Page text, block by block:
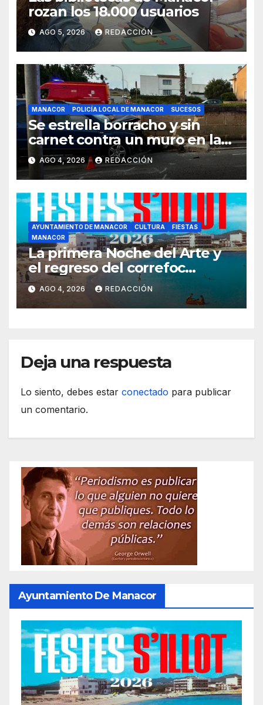
rozan los 18.000 usuarios
AGO 5, 2026 REDACCIÓN
MANACOR POLICÍA LOCAL DE MANACOR SUCESOS
Se estrella borracho y sin
carnet contra un muro en la
ronda del Port de Manacor y
lo destroza
AGO 4, 2026 REDACCIÓN
AYUNTAMIENTO DE MANACOR CULTURA
FIESTAS
MANACOR
La primera Noche del Arte y
el regreso del correfoc
marcan las Fiestas de Verano
de S’Illot 2026
AGO 4, 2026 REDACCIÓN
Deja una respuesta
Lo siento, debes estar conectado para publicar
un comentario.
Ayuntamiento De Manacor